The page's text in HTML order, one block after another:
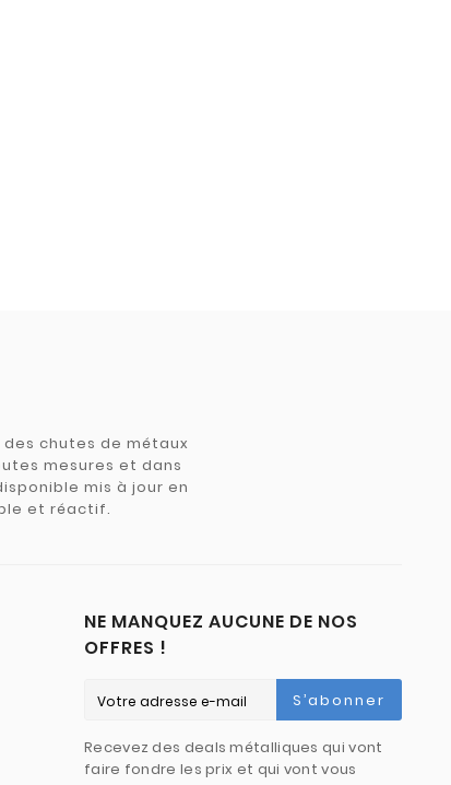
chutes de métaux
mesures et dans
mis à jour en
et réactif.
NE MANQUEZ AUCUNE DE NOS
OFFRES !
S’abonner
Recevez des deals métalliques qui vont
faire fondre les prix et qui vont vous